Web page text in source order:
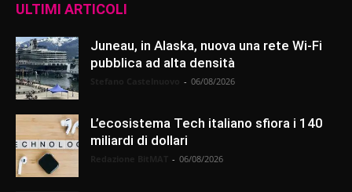
ULTIMI ARTICOLI
Juneau, in Alaska, nuova una rete Wi-Fi
pubblica ad alta densità
- 06/08/2026
L’ecosistema Tech italiano sfiora i 140
miliardi di dollari
- 06/08/2026